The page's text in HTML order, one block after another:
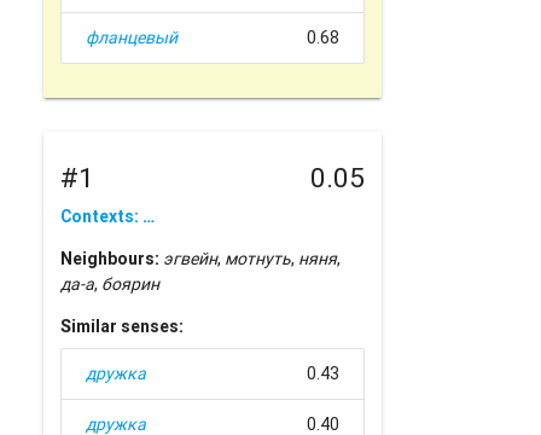
фланцевый 0.68
#1 0.05
Contexts: …
Neighbours: эгвейн, мотнуть, няня,
да-а, боярин
Similar senses:
дружка 0.43
дружка 0.40